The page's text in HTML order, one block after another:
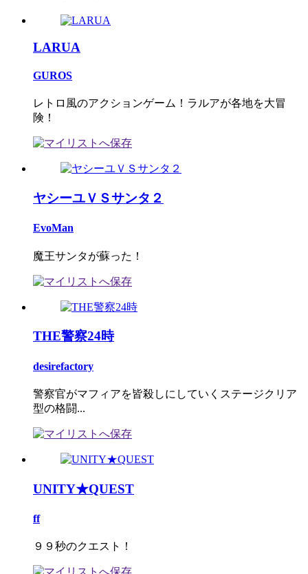
LARUA
GUROS
レトロ風のアクションゲーム！ラルアが各地を大冒
険！
ヤシーユＶＳサンタ２
EvoMan
魔王サンタが蘇った！
THE警察24時
desirefactory
警察官がマフィアを皆殺しにしていくステージクリア
型の格闘...
UNITY★QUEST
ff
９９秒のクエスト！